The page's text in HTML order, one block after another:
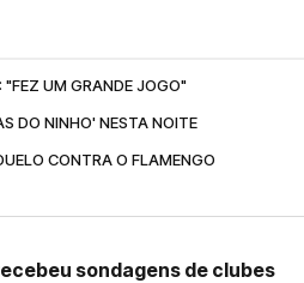
UM GRANDE JOGO"
DO NINHO' NESTA NOITE
CONTRA O FLAMENGO
sondagens de clubes